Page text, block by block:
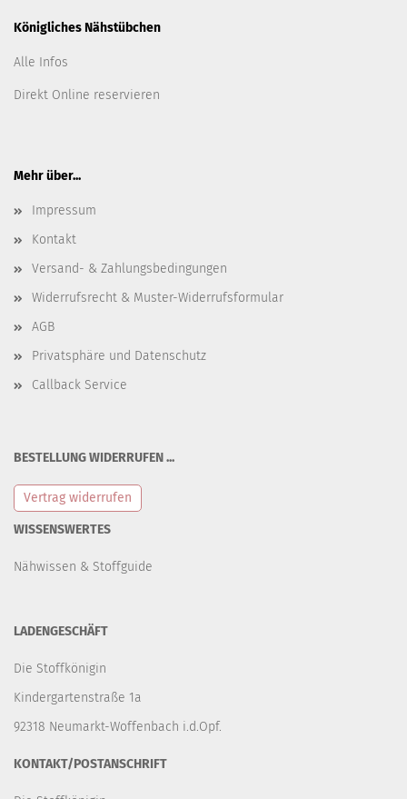
Königliches Nähstübchen
Alle Infos
Direkt Online reservieren
Mehr über...
Impressum
Kontakt
Versand- & Zahlungsbedingungen
Widerrufsrecht & Muster-Widerrufsformular
AGB
Privatsphäre und Datenschutz
Callback Service
BESTELLUNG WIDERRUFEN ...
Vertrag widerrufen
WISSENSWERTES
Nähwissen & Stoffguide
LADENGESCHÄFT
Die Stoffkönigin
Kindergartenstraße 1a
92318 Neumarkt-Woffenbach i.d.Opf.
KONTAKT/POSTANSCHRIFT